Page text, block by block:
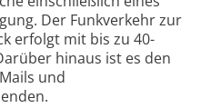
Der Funkverkehr zur
erfolgt mit bis zu 40-
hinaus ist es den
und